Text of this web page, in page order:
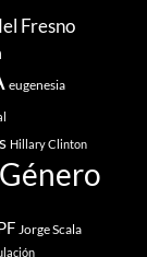
Fresno
eugenesia
Hillary Clinton
Jorge Scala